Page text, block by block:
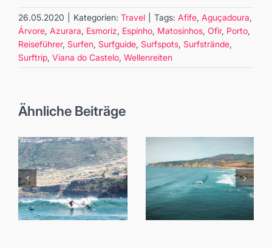
26.05.2020 Kategorien: Travel Tags: Afife, Aguçadoura,
Árvore, Azurara, Esmoriz, Espinho, Matosinhos, Ofir, Porto,
Reiseführer, Surfen, Surfguide, Surfspots, Surfstrände,
Surftrip, Viana do Castelo, Wellenreiten
Ähnliche Beiträge